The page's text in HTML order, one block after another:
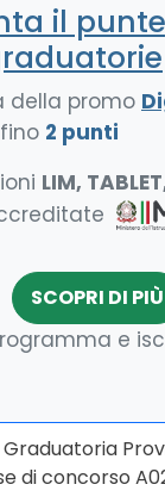
il
della promo
2 punti
LIM,
SCOPRI DI PIÙ
e
di concorso